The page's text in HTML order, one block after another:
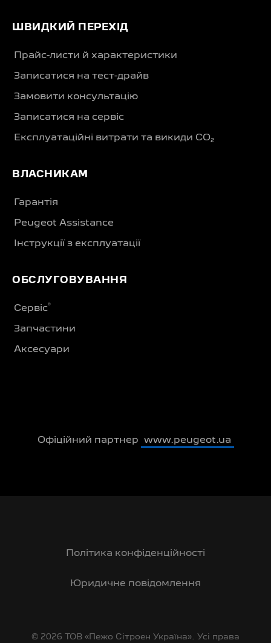
ШВИДКИЙ ПЕРЕХІД
Прайс-листи й характеристики
Записатися на тест-драйв
Замовити консультацію
Записатися на сервіс
Експлуатаційні витрати та викиди CO₂
ВЛАСНИКАМ
Гарантія
Peugeot Assistance
Інструкції з експлуатації
ОБСЛУГОВУВАННЯ
Сервіс®
Запчастини
Аксесуари
Офіційний партнер www.peugeot.ua
Політика конфіденційності
Юридичне повідомлення
© 2026 ТОВ «Пежо Сітроен Україна». Усі права